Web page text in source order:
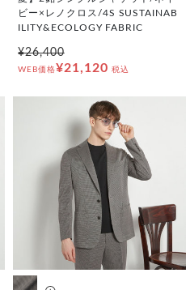
ビー×レノクロス/4S SUSTAINAB
ILITY&ECOLOGY FABRIC
¥26,400
WEB価格¥21,120 税込